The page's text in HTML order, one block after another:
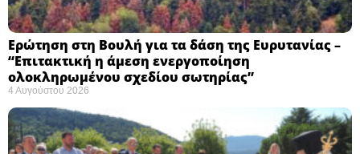
Ερώτηση στη Βουλή για τα δάση της Ευρυτανίας –
“Eπιτακτική η άμεση ενεργοποίηση
ολοκληρωμένου σχεδίου σωτηρίας”
4 Αυγούστου 2026